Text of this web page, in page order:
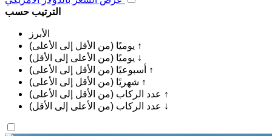
الترتيب حسب
الأبرز
يوميًا (من الأقل إلى الأعلى) ↑
يوميًا (من الأعلى إلى الأقل) ↓
أسبوعيًا (من الأقل إلى الأعلى) ↑
شهريًا (من الأقل إلى الأعلى) ↑
عدد الركاب (من الأقل إلى الأعلى) ↑
عدد الركاب (من الأعلى إلى الأقل) ↓